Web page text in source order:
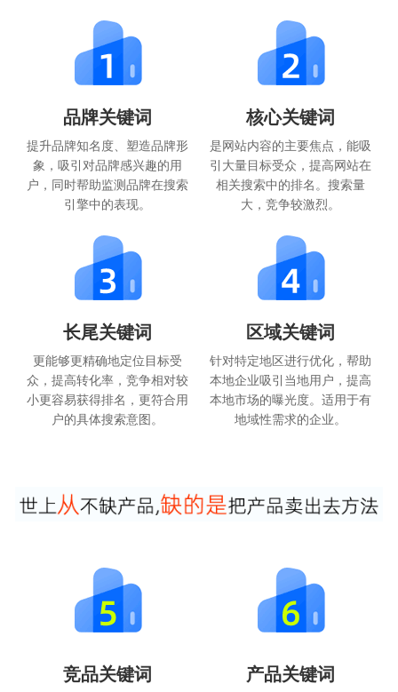
品牌关键词
提升品牌知名度、塑造品牌形
象，吸引对品牌感兴趣的用
户，同时帮助监测品牌在搜索
引擎中的表现。
核心关键词
是网站内容的主要焦点，能吸
引大量目标受众，提高网站在
相关搜索中的排名。搜索量
大，竞争较激烈。
长尾关键词
更能够更精确地定位目标受
众，提高转化率，竞争相对较
小更容易获得排名，更符合用
户的具体搜索意图。
区域关键词
针对特定地区进行优化，帮助
本地企业吸引当地用户，提高
本地市场的曝光度。适用于有
地域性需求的企业。
竞品关键词 产品关键词